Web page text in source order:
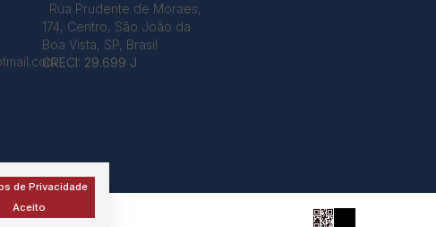
de Privacidade
Aceito
Rua Prudente de Moraes,
174, Centro, São João da
Boa Vista, SP, Brasil
CRECI: 29.699 J